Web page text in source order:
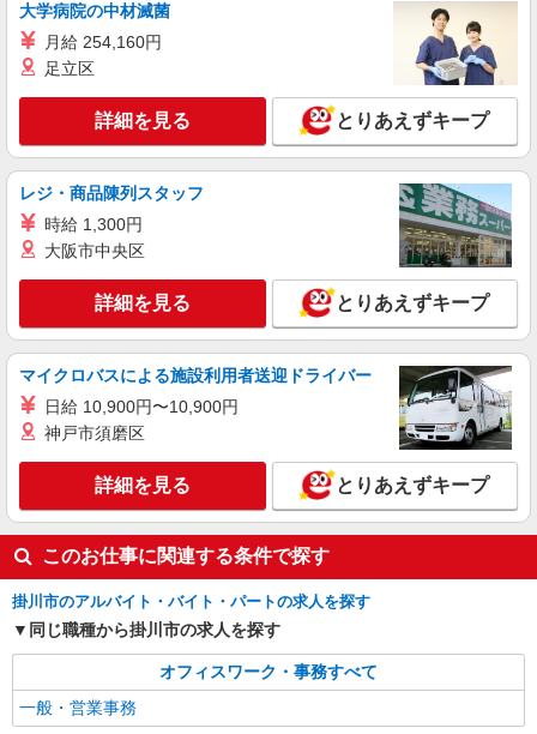
パーソルテンプスタッフ株式会社 静岡コーディネートセンター（浜
松）/26-0526072
時間相談◎［9月開始］時給1430円○和気あい
時給1430円
静岡県掛川市／最寄駅：掛川駅、菊川（静岡
県）駅 掛川インターチェンジから車で3分 ≪
車通勤可≫ 無料パーキングあり
キープ 詳細を見る
派遣社員
パーソルテンプスタッフ株式会社 静岡コーディネートセンター（浜
松）/26-0492225
［化粧品を作るための在庫管理のオシゴト♪］
20-40代が活躍中のショクバ
時給1320円 【月収例】￥207,900（￥1320×7
時間30分×21日） +残業代 +交通費
静岡県掛川市／最寄駅：掛川駅、掛川市役所前
駅 ≪車通勤可≫
キープ 詳細を見る
パーソルテンプスタッフ株式会社 静岡コーディネートセンター（浜
松）/26-0494162
時間相談◎［時給1320円］実働6〜7H／在庫
に関する事務
大学病院の中材滅菌
月給 254,160円
足立区
詳細を見る とりあえずキープ
レジ・商品陳列スタッフ
時給 1,300円
大阪市中央区
詳細を見る とりあえずキープ
マイクロバスによる施設利用者送迎ドライバー
日給 10,900円〜10,900円
神戸市須磨区
詳細を見る とりあえずキープ
このお仕事に関連する条件で探す
掛川市のアルバイト・バイト・パートの求人を探す
同じ職種から掛川市の求人を探す
オフィスワーク・事務すべて
一般・営業事務